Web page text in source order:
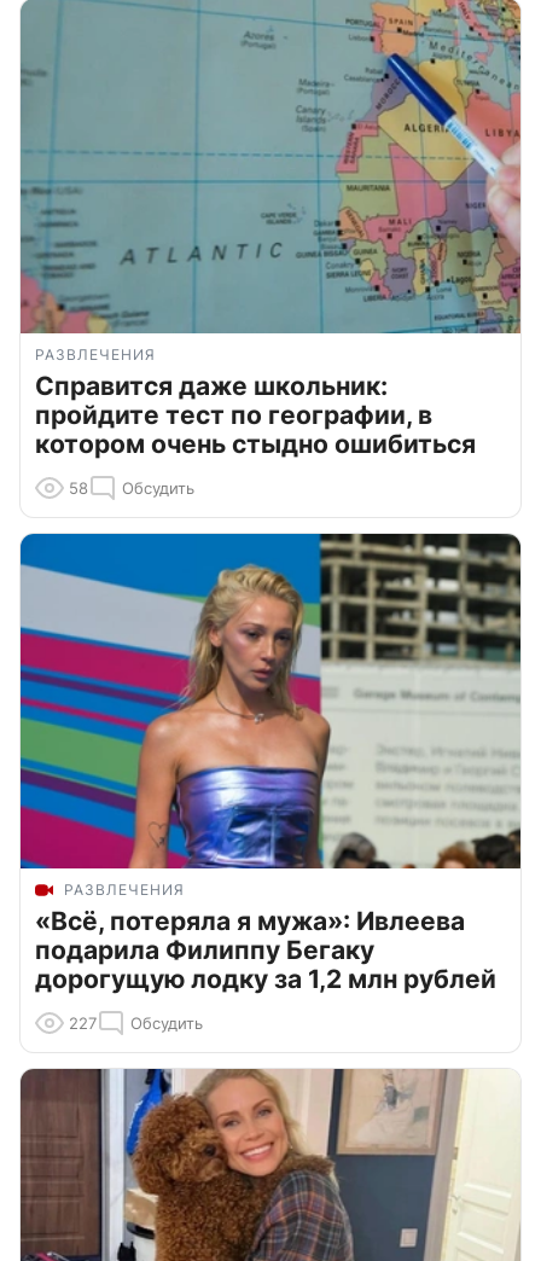
РАЗВЛЕЧЕНИЯ
Справится даже школьник:
пройдите тест по географии, в
котором очень стыдно ошибиться
58 Обсудить
РАЗВЛЕЧЕНИЯ
«Всё, потеряла я мужа»: Ивлеева
подарила Филиппу Бегаку
дорогущую лодку за 1,2 млн рублей
227 Обсудить